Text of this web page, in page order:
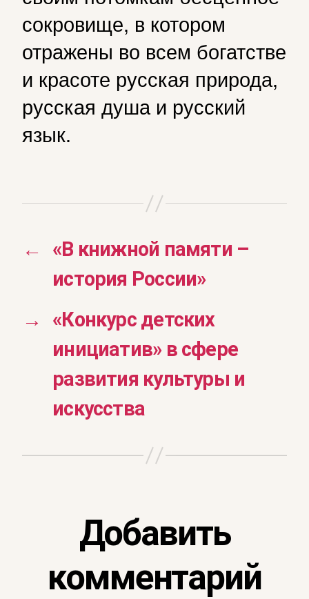
сокровище, в котором
отражены во всем богатстве
и красоте русская природа,
русская душа и русский
язык.
←
«В книжной памяти –
история России»
→
«Конкурс детских
инициатив» в сфере
развития культуры и
искусства
Добавить
комментарий